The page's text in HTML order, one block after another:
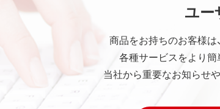
ユー
商品をお持ちのお客様は
各種サービスをより簡
当社から重要なお知らせ